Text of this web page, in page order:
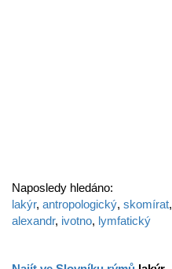
Naposledy hledáno:
lakýr, antropologický, skomírat,
alexandr, ivotno, lymfatický